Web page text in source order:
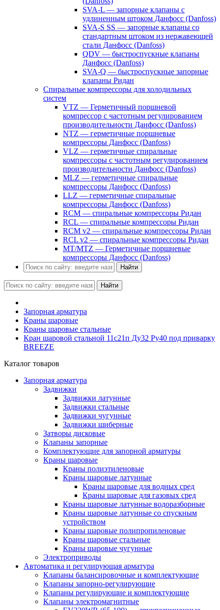
SVA-L — запорные клапаны с
удлиненным штоком Данфосс (Danfoss)
SVA-S SS — запорные клапаны со
стандартным штоком из нержавеющей
стали Данфосс (Danfoss)
QDV — быстроспускные клапаны
Данфосс (Danfoss)
SVA-Q — быстроспускные запорные
клапаны Ридан
Спиральные компрессоры для холодильных
систем
VTZ — Герметичный поршневой
компрессор с частотным регулированием
производительности Данфосс (Danfoss)
NTZ — герметичные поршневые
компрессоры Данфосс (Danfoss)
VLZ — герметичные спиральные
компрессоры с частотным регулированием
производительности Данфосс (Danfoss)
MLZ — герметичные спиральные
компрессоры Данфосс (Danfoss)
LLZ — герметичные спиральные
компрессоры Данфосс (Danfoss)
RCM — спиральные компрессоры Ридан
RCL — спиральные компрессоры Ридан
RCM v2 — спиральные компрессоры Ридан
RCL v2 — спиральные компрессоры Ридан
MT/MTZ — Герметичные поршневые
компрессоры Данфосс (Danfoss)
Найти
Найти
Запорная арматура
Краны шаровые
Краны шаровые стальные
Кран шаровой стальной 11с21п Ду32 Ру40 под приварку
BREEZE
Каталог товаров
Запорная арматура
Задвижки
Задвижки латунные
Задвижки стальные
Задвижки чугунные
Задвижки шиберные
Затворы дисковые
Клапаны запорные
Комплектующие для запорной арматуры
Краны шаровые
Краны полиэтиленовые
Краны шаровые латунные
Краны шаровые для водных сред
Краны шаровые для газовых сред
Краны шаровые латунные водоразборные
Краны шаровые латунные со спускным
устройством
Краны шаровые полипропиленовые
Краны шаровые стальные
Краны шаровые чугунные
Электроприводы
Автоматика и регулирующая арматура
Клапаны балансировочные и комплектующие
Клапаны запорно-регулирующие
Клапаны регулирующие и комплектующие
Клапаны электромагнитные